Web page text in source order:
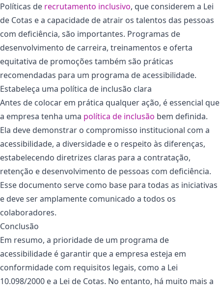
Políticas de recrutamento inclusivo, que considerem a Lei
de Cotas e a capacidade de atrair os talentos das pessoas
com deficiência, são importantes. Programas de
desenvolvimento de carreira, treinamentos e oferta
equitativa de promoções também são práticas
recomendadas para um programa de acessibilidade.
Estabeleça uma política de inclusão clara
Antes de colocar em prática qualquer ação, é essencial que
a empresa tenha uma política de inclusão bem definida.
Ela deve demonstrar o compromisso institucional com a
acessibilidade, a diversidade e o respeito às diferenças,
estabelecendo diretrizes claras para a contratação,
retenção e desenvolvimento de pessoas com deficiência.
Esse documento serve como base para todas as iniciativas
e deve ser amplamente comunicado a todos os
colaboradores.
Conclusão
Em resumo, a prioridade de um programa de
acessibilidade é garantir que a empresa esteja em
conformidade com requisitos legais, como a Lei
10.098/2000 e a Lei de Cotas. No entanto, há muito mais a